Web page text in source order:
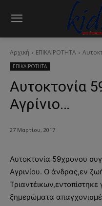
Αρχική ΕΠΙΚΑΙΡΟΤΗΤΑ
ΕΠΙΚΑΙΡΟΤΗΤΑ
Αυτοκτονία
Αγρίνιο…
27 Μαρτίου, 2017
Aυτοκτονία 59χρονου
Αγρινίου. Ο άνδρας,εν
ξημερώματα